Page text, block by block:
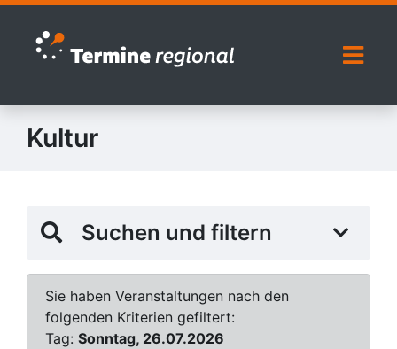
Zur Navigation springen
Zum Inhalt springen
Kultur
Suchen und filtern
Sie haben Veranstaltungen nach den
folgenden Kriterien gefiltert:
Tag: Sonntag, 26.07.2026